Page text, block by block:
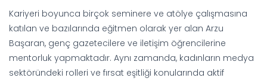
Kariyeri boyunca birçok seminere ve atölye çalışmasına
katılan ve bazılarında eğitmen olarak yer alan Arzu
Başaran, genç gazetecilere ve iletişim öğrencilerine
mentorluk yapmaktadır. Aynı zamanda, kadınların medya
sektöründeki rolleri ve fırsat eşitliği konularında aktif